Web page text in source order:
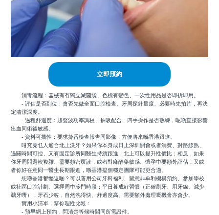
立即預約
消毒流程：器械有冇獨立滅菌袋、色標有變色、一次性用品是否即拆即用。
- 評估是否到位：會否先做全面口腔檢查、牙周探針量度、必要時先拍片，再決
定清潔深度。
- 過程舒適度：超聲波功率調校、抽吸配合、四手操作是否熟練，呢啲直接影響
出血同術後敏感。
- 資料可攜性：要求拎番檢查報告同影像，方便將來喺香港跟進。
咁究竟乜人適合北上洗牙？如果你本身成日上深圳開會或者消費、對路線熟、
過關時間可控、又有固定診所同醫生持續跟進，北上可以提升性價比；相反，如果
你牙周問題較複雜、需要頻密覆診，或者對麻醉藥敏感、懷孕中要額外評估，又或
者你好在意同一醫生長期跟進，喺香港揾個穩定團隊可能更合適。
想喺香港都慳返啲？可以善用公司牙科福利、留意非牟利機構預約、參加學校
或社區口腔計劃、選擇周中冷門時段；平日養成好習慣（正確刷牙、用牙線、減少
黐牙嘢），牙石少咗，自然洗得快、舒適度高、需要額外處理嘅機會亦會少。
實用小清單，幫你理性比較：
- 預早網上預約，問清楚等候時間同所需證件。